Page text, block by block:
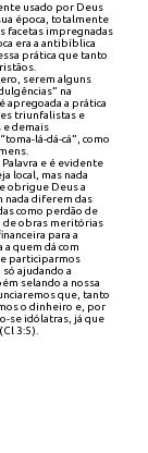
usado por Deus
época, totalmente
facetas impregnadas
era a antibíblica
prática que tanto
serem alguns
na
apregoada a prática
triunfalistas e
e demais
lá-dá-cá”, como
e é evidente
local, mas nada
obrigue Deus a
nada diferem das
como perdão de
de obras meritórias
para a
quem dá com
participarmos
ajudando a
selando a nossa
que, tanto
o dinheiro e, por
se idólatras, já que
3:5).